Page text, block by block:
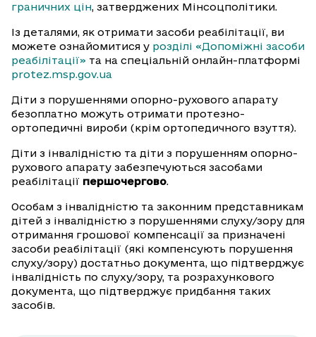
граничних цін, затверджених Мінсоцполітики.
Із деталями, як отримати засоби реабілітації, ви
можете ознайомитися у розділі «Допоміжні засоби
реабілітації» та на спеціальній онлайн-платформі
protez.msp.gov.ua
Діти з порушеннями опорно-рухового апарату
безоплатно можуть отримати протезно-
ортопедичні вироби (крім ортопедичного взуття).
Діти з інвалідністю та діти з порушенням опорно-
рухового апарату забезпечуються засобами
реабілітації першочергово.
Особам з інвалідністю та законним представникам
дітей з інвалідністю з порушеннями слуху/зору для
отримання грошової компенсації за призначені
засоби реабілітації (які компенсують порушення
слуху/зору) достатньо документа, що підтверджує
інвалідність по слуху/зору, та розрахункового
документа, що підтверджує придбання таких
засобів.